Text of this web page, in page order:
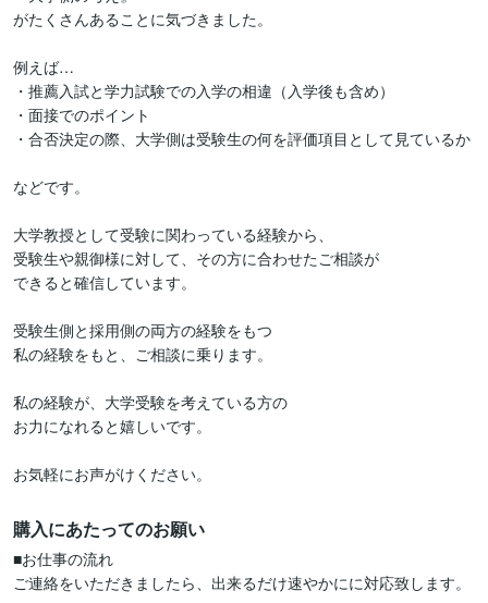
がたくさんあることに気づきました。
例えば…
・推薦入試と学力試験での入学の相違（入学後も含め）
・面接でのポイント
・合否決定の際、大学側は受験生の何を評価項目として見ているか
などです。
大学教授として受験に関わっている経験から、
受験生や親御様に対して、その方に合わせたご相談が
できると確信しています。
受験生側と採用側の両方の経験をもつ
私の経験をもと、ご相談に乗ります。
私の経験が、大学受験を考えている方の
お力になれると嬉しいです。
お気軽にお声がけください。
購入にあたってのお願い
■お仕事の流れ
ご連絡をいただきましたら、出来るだけ速やかにに対応致します。